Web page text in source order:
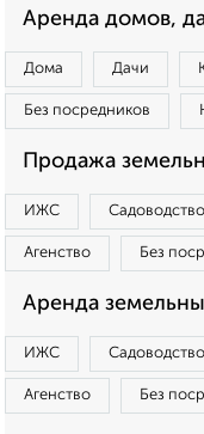
Аренда домов,
Дома Дачи
Без посредников
Продажа
ИЖС Садоводство
Агенство Без
Аренда
ИЖС Садоводство
Агенство Без